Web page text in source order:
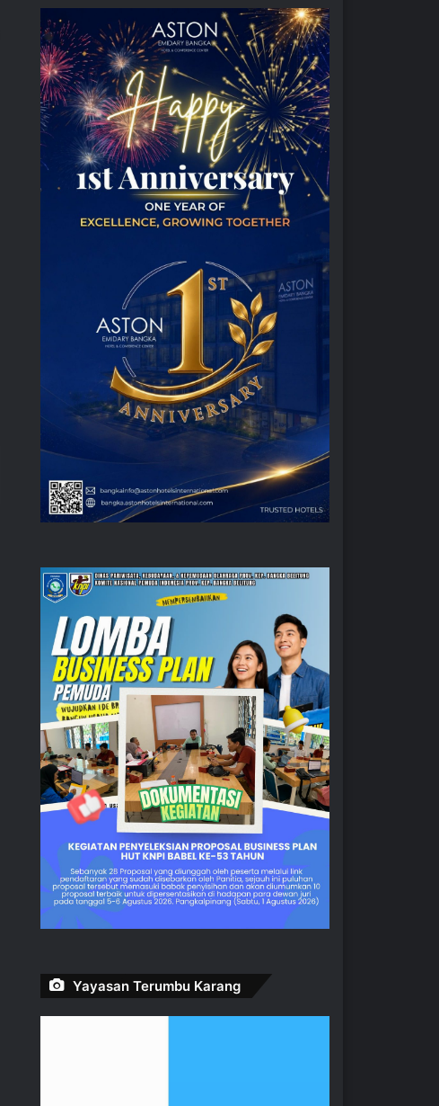
Yayasan Terumbu Karang